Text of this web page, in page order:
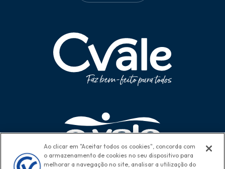
Ao clicar em "Aceitar todos os cookies", concorda com
o armazenamento de cookies no seu dispositivo para
melhorar a navegação no site, analisar a utilização do